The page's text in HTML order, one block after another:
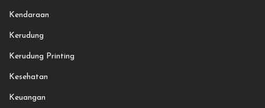
Kendaraan
Kerudung
Kerudung Printing
Kesehatan
Keuangan